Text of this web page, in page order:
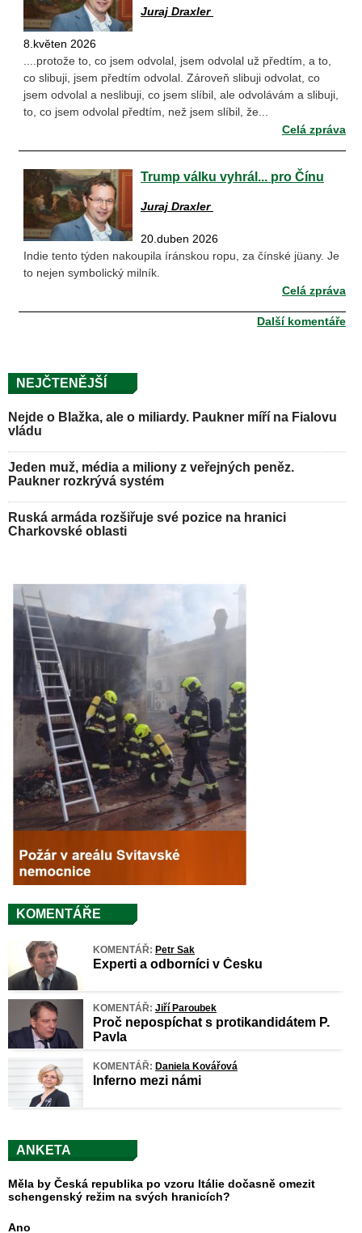
Juraj Draxler
8.květen 2026
....protože to, co jsem odvolal, jsem odvolal už předtím, a to,
co slibuji, jsem předtím odvolal. Zároveň slibuji odvolat, co
jsem odvolal a neslibuji, co jsem slíbil, ale odvolávám a slibuji,
to, co jsem odvolal předtím, než jsem slíbil, že...
Celá zpráva
Trump válku vyhrál... pro Čínu
Juraj Draxler
20.duben 2026
Indie tento týden nakoupila íránskou ropu, za čínské jüany. Je
to nejen symbolický milník.
Celá zpráva
Další komentáře
NEJČTENĚJŠÍ
Nejde o Blažka, ale o miliardy. Paukner míří na Fialovu
vládu
Jeden muž, média a miliony z veřejných peněz.
Paukner rozkrývá systém
Ruská armáda rozšiřuje své pozice na hranici
Charkovské oblasti
KOMENTÁŘE
KOMENTÁŘ: Petr Sak
Experti a odborníci v Česku
KOMENTÁŘ: Jiří Paroubek
Proč nepospíchat s protikandidátem P.
Pavla
KOMENTÁŘ: Daniela Kovářová
Inferno mezi námi
ANKETA
Měla by Česká republika po vzoru Itálie dočasně omezit
schengenský režim na svých hranicích?
Ano